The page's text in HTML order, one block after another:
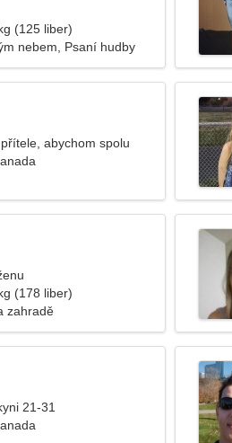
(125 liber)
nebem, Psaní hudby
abychom spolu
(178 liber)
zahradě
21-31